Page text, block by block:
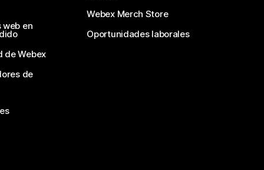
web en
de Webex
de
Webex Merch Store
Oportunidades laborales